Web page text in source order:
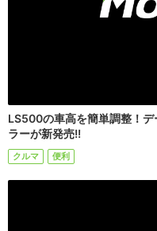
LS500の車高を簡単調整！
ラーが新発売!!
クルマ 便利